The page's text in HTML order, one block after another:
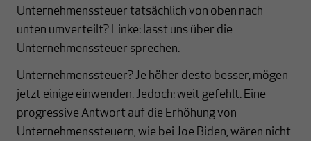
Unternehmenssteuer tatsächlich von oben nach
unten umverteilt? Linke: lasst uns über die
Unternehmenssteuer sprechen.
Unternehmenssteuer? Je höher desto besser, mögen
jetzt einige einwenden. Jedoch: weit gefehlt. Eine
progressive Antwort auf die Erhöhung von
Unternehmenssteuern, wie bei Joe Biden, wären nicht